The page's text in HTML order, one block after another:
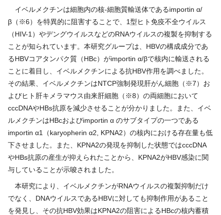
イベルメクチンは細胞内の核-細胞質輸送体であるimportin α/
β（※6）を特異的に阻害することで、 1型ヒト免疫不全ウイルス
（HIV-1 ）やデングウイルスなどのRNAウイルスの複製を抑制する
ことが知られています。本研究グループは、 HBVの構成成分であ
るHBVコアタンパク質（HBc）がimportin α/βで核内に輸送される
ことに着目し、イベルメクチンによる抗HBV作用を調べました。
その結果、イベルメクチンはNTCP強制発現肝がん細胞（※7）お
よびヒト肝キメラマウス由来肝細胞（※8）の両細胞において
cccDNAやHBs抗原を減少させることが分かりました。また、イベ
ルメクチンはHBcおよびimportin α のサブタイプの一つである
importin α1 （karyopherin α2, KPNA2）の核内における存在量も低
下させました。また、 KPNA2の発現を抑制した状態ではcccDNA
やHBs抗原の産生が抑えられたことから、 KPNA2がHBV感染に関
与していることが示唆されました。
本研究により、イベルメクチンがRNAウイルスの複製抑制だけ
でなく、 DNAウイルスであるHBVに対しても抑制作用があること
を発見し、その抗HBV効果はKPNA2の阻害によるHBcの核内蓄積